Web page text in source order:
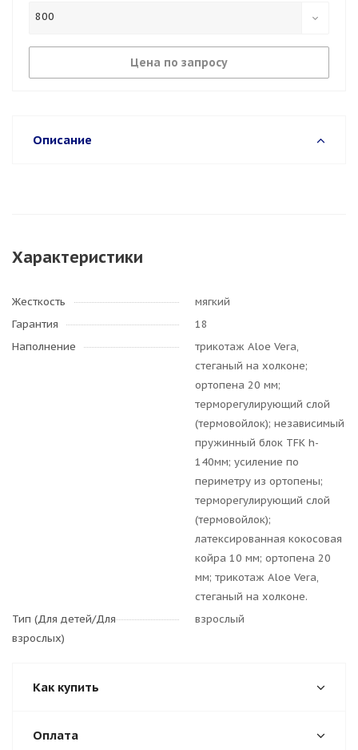
800
Цена по запросу
Описание
Характеристики
Жесткость
мягкий
Гарантия
18
Наполнение
трикотаж Aloe Vera,
стеганый на холконе;
ортопена 20 мм;
терморегулирующий слой
(термовойлок); независимый
пружинный блок TFK h-
140мм; усиление по
периметру из ортопены;
терморегулирующий слой
(термовойлок);
латексированная кокосовая
койра 10 мм; ортопена 20
мм; трикотаж Aloe Vera,
стеганый на холконе.
Тип (Для детей/Для
взрослых)
взрослый
Как купить
Оплата